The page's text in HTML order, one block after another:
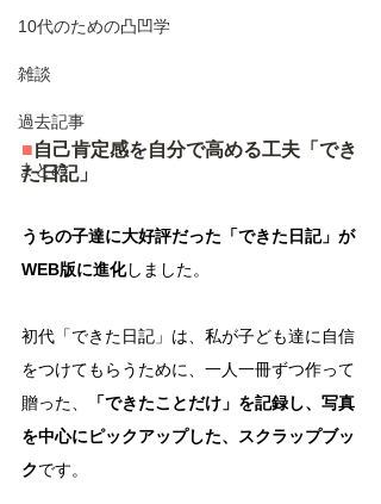
10代のための凸凹学
雑談
過去記事
まとめ
■自己肯定感を自分で高める工夫「でき
た日記」
うちの子達に大好評だった「できた日記」が
WEB版に進化しました。
初代「できた日記」は、私が子ども達に自信
をつけてもらうために、一人一冊ずつ作って
贈った、
「できたことだけ」を記録し、写真
を中心にピックアップした、スクラップブッ
クです。